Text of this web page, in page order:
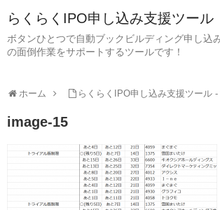
らくらくIPO申し込み支援ツール
ボタンひとつで自動ブックビルディング申し込
の面倒作業をサポートするツールです！
ホーム らくらくIPO申し込み支援ツール
image-15